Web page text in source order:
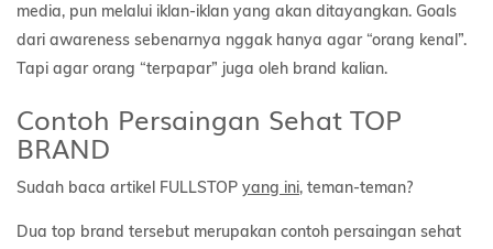
media, pun melalui iklan-iklan yang akan ditayangkan. Goals
dari awareness sebenarnya nggak hanya agar “orang kenal”.
Tapi agar orang “terpapar” juga oleh brand kalian.
Contoh Persaingan Sehat TOP
BRAND
Sudah baca artikel FULLSTOP yang ini, teman-teman?
Dua top brand tersebut merupakan contoh persaingan sehat